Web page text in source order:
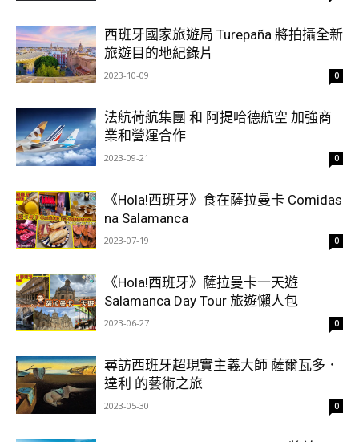
西班牙國家旅遊局 Turepaña 將拍攝全新
旅遊目的地紀錄片
2023-10-09 0
法航荷航集團 和 阿提哈德航空 加強商
業和營運合作
2023-09-21 0
《Hola!西班牙》食在薩拉曼卡 Comidas
na Salamanca
2023-07-19 0
《Hola!西班牙》薩拉曼卡一天遊
Salamanca Day Tour 旅遊懶人包
2023-06-27 0
尋訪西班牙超現實主義大師 薩爾瓦多．
達利 的藝術之旅
2023-05-30 0